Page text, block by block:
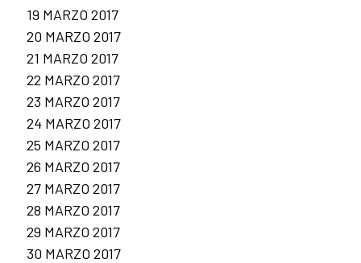
19 MARZO 2017
20 MARZO 2017
21 MARZO 2017
22 MARZO 2017
23 MARZO 2017
24 MARZO 2017
25 MARZO 2017
26 MARZO 2017
27 MARZO 2017
28 MARZO 2017
29 MARZO 2017
30 MARZO 2017